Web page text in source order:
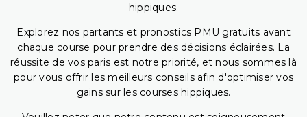
hippiques.
Explorez nos partants et pronostics PMU gratuits avant
chaque course pour prendre des décisions éclairées. La
réussite de vos paris est notre priorité, et nous sommes là
pour vous offrir les meilleurs conseils afin d'optimiser vos
gains sur les courses hippiques.